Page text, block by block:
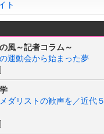
ト
風～記者コラム～
運動会から始まった夢
ダリストの歓声を／近代５